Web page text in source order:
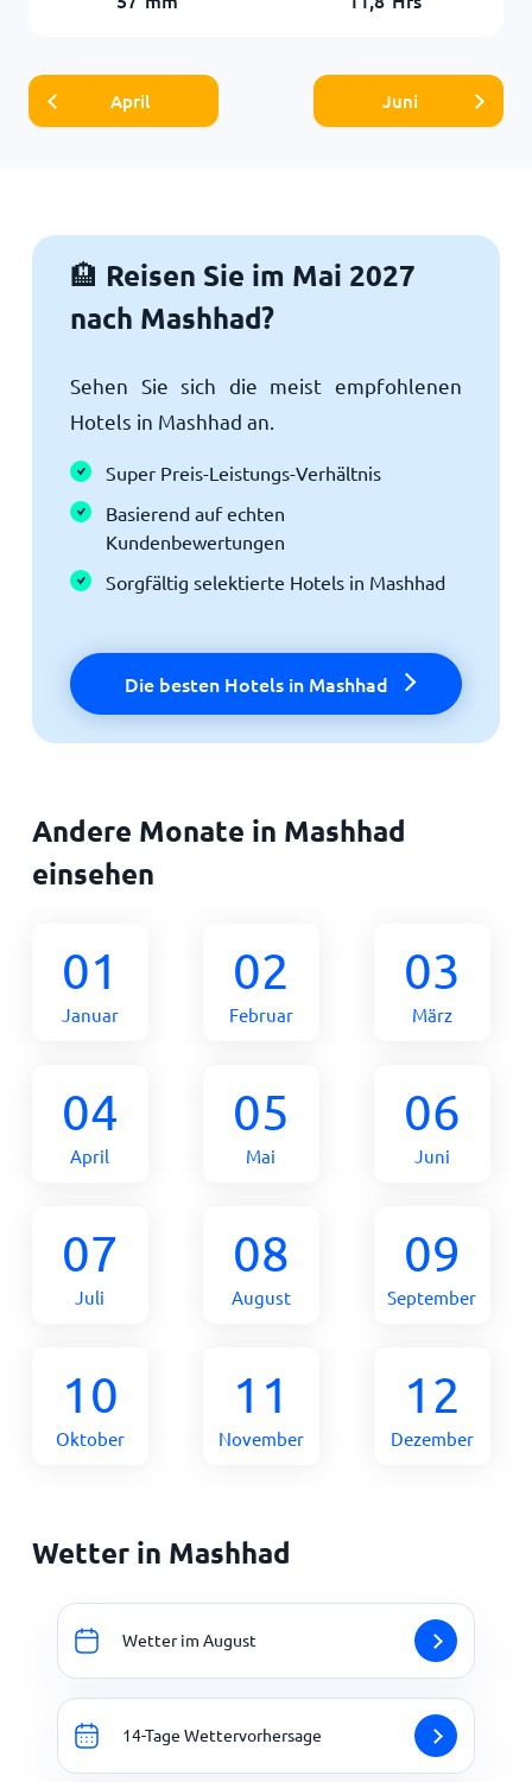
April Juni
🏨 Reisen Sie im Mai 2027
nach Mashhad?
Sehen Sie sich die meist empfohlenen
Hotels in Mashhad an.
Super Preis-Leistungs-Verhältnis
Basierend auf echten
Kundenbewertungen
Sorgfältig selektierte Hotels in Mashhad
Die besten Hotels in Mashhad
Andere Monate in Mashhad
einsehen
01
Januar
02
Februar
03
März
04
April
05
Mai
06
Juni
07
Juli
08
August
09
September
10
Oktober
11
November
12
Dezember
Wetter in Mashhad
Wetter im August
14-Tage Wettervorhersage